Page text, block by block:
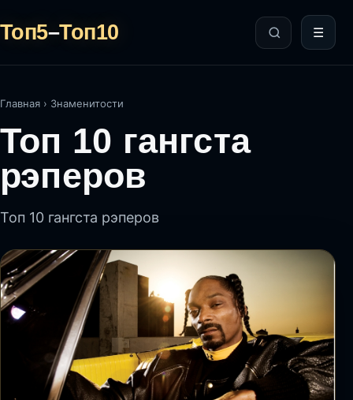
Топ5–Топ10 ☰
Главная › Знаменитости
Топ 10 гангста
рэперов
Топ 10 гангста рэперов